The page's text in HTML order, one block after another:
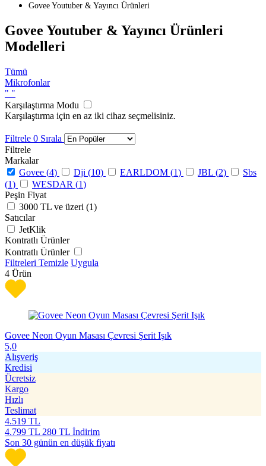
Govee Youtuber & Yayıncı Ürünleri
Govee Youtuber & Yayıncı Ürünleri
Modelleri
Tümü
Mikrofonlar
" "
Karşılaştırma Modu
Karşılaştırma için en az iki cihaz seçmelisiniz.
Filtrele 0 Sırala
Filtrele
Markalar
Govee (4) Dji (10) EARLDOM (1) JBL (2)
Sbs
(1) WESDAR (1)
Peşin Fiyat
3000 TL ve üzeri (1)
Satıcılar
JetKlik
Kontratlı Ürünler
Kontratlı Ürünler
Filtreleri Temizle Uygula
4 Ürün
Govee Neon Oyun Masası Çevresi Şerit Işık
5,0
Alışveriş
Kredisi
Ücretsiz
Kargo
Hızlı
Teslimat
4.519 TL
4.799 TL 280 TL İndirim
Son 30 günün en düşük fiyatı